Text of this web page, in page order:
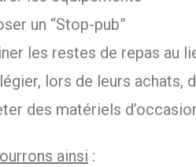
un “Stop-pub”
les restes de repas au
lors de leurs achats,
des matériels
ainsi :